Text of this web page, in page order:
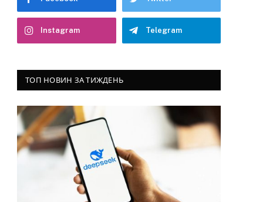
Instagram Telegram
ТОП НОВИН ЗА ТИЖДЕНЬ